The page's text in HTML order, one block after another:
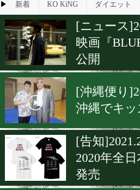
2021年
▶ 新着 KO KiNG
[ニュ
映画『
[沖縄
沖縄で